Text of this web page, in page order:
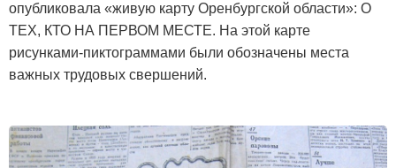
опубликовала «живую карту Оренбургской области»: О
ТЕХ, КТО НА ПЕРВОМ МЕСТЕ. На этой карте
рисунками-пиктограммами были обозначены места
важных трудовых свершений.